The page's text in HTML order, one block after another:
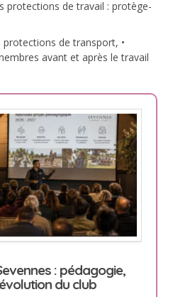
protections de travail : protège-
de transport, •
avant et après le travail
: pédagogie,
du club